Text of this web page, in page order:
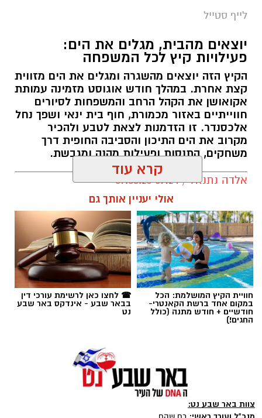
לייף סטייל
יוצאים מהבית, מגלים את הים:
פעילויות קיץ לכל המשפחה
הקיץ הזה יוצאים מהשגרה ומגלים את הים מזווית
קצת אחרת. במהלך חודש אוגוסט מזמינה עמותת
אקואושן את הקהל הרחב והמשפחות לסיורים
חווייתיים באזור מכמורת, חוף בית ינאי ושפך נחל
אלכסנדר. זו הזדמנות לצאת לטבע ולהכיר
מקרוב את הים התיכון והסביבה החופית דרך
משחקים, התנסות ופעילות מהנה ומגבשת.
אלדה נתנאל / 09:24 07.08.26
תגים:טיול
קרא עוד
אולי יעניין אותך גם
חוויית הקיץ המושלמת: הכל
במקום אחד ברשת הקאנטרי-
חודשיים + חודש מתנה (כולל
החגים!)
☎ לחצו כאן לרשימת עורכי דין
בבאר שבע - אינדקס באר שבע
נט
צוות באר שבע נט: